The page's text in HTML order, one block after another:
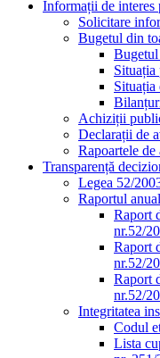
Informații de interes
Solicitare
Bugetul din
Bugetul
Situația
Achiziții
Declarații de
Rapoartele
Transparență
Legea 52/
Raportul
Raport
nr.52/
Raport
nr.52/
Raport
nr.52/
Integritatea
Codul
Lista